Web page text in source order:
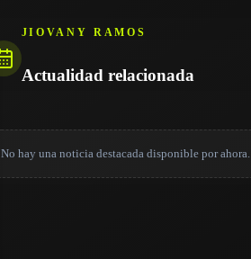
JIOVANY RAMOS
Actualidad relacionada
No hay una noticia destacada disponible por ahora.